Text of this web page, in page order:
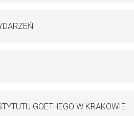
GOETHEGO W KRAKOWIE